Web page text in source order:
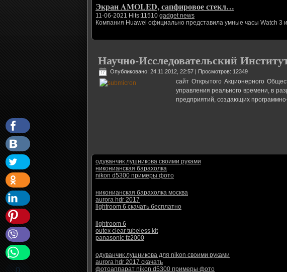
Экран AMOLED, сапфировое стекл…
11-06-2021 Hits:11510 gadget news
Компания Huawei официально представила умные часы Watch 3
Научно-Исследовательский
Опубликовано: 24.11.2012, 22:57 | Просмотров: 12349
сайт Открытого Акционерного
управления реального времени, в
предприятий, создающих
0
одуванчик лушникова своими руками
никонианская барахолка
nikon d5300 примеры фото
никонианская барахолка москва
aurora hdr 2017
lightroom 6 скачать бесплатно
lightroom 6
outex clear tubeless kit
panasonic fz2000
одуванчик лушникова для nikon своими руками
aurora hdr 2017 скачать
фотоаппарат nikon d5300 примеры фото